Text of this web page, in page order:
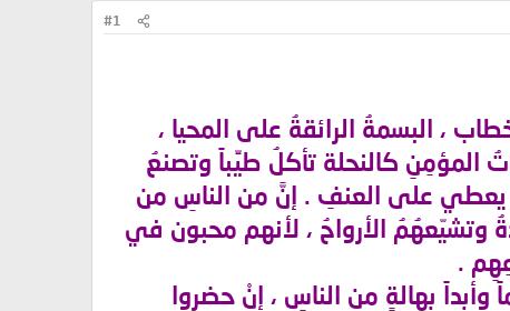
#1
، البسمةُ الرائقةُ على المحيا ،
المؤمِنِ كالنحلة تأكلُ طيِّباً وتصنعُ
يعطي على العنفِ . إنَّ من الناسِ من
وتشيّعهُمُ الأرواحُ ، لأنهم محبون في
.
وأبداً بهالةٍ من الناسِ ، إنْ حضروا